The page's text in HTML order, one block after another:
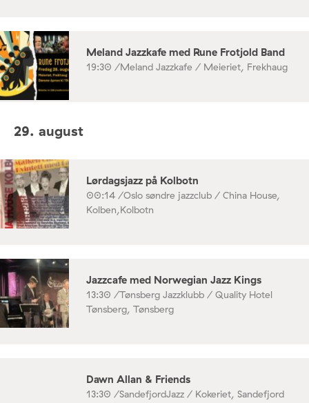
Meland Jazzkafe med Rune Frotjold Band
19:30 /Meland Jazzkafe / Meieriet, Frekhaug
29. august
Lørdagsjazz på Kolbotn
00:14 /Oslo søndre jazzclub / China House,
Kolben,Kolbotn
Jazzcafe med Norwegian Jazz Kings
13:30 /Tønsberg Jazzklubb / Quality Hotel
Tønsberg, Tønsberg
Dawn Allan & Friends
13:30 /SandefjordJazz / Kokeriet, Sandefjord